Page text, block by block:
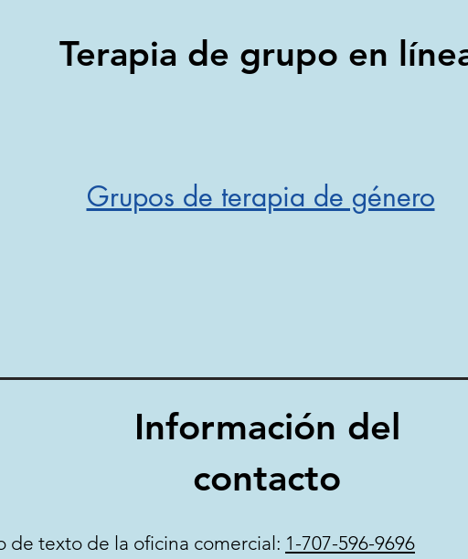
Terapia de grupo en
Grupos de terapia de género
Información del
contacto
de texto de la oficina comercial: 1-707-596-9696